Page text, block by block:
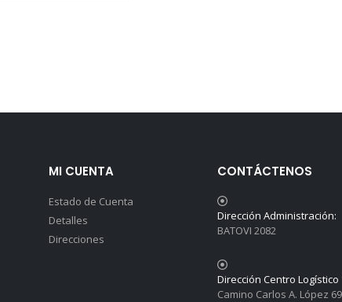
MI CUENTA
Estado de Cuenta
Detalles
Direcciones
CONTÁCTENOS
Dirección Administración:
BATOVI 2082
Dirección Centro Logístico
Camino Carlos A. López